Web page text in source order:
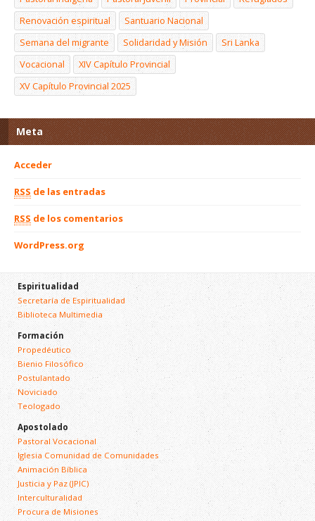
Renovación espiritual
Santuario Nacional
Semana del migrante
Solidaridad y Misión
Sri Lanka
Vocacional
XIV Capítulo Provincial
XV Capítulo Provincial 2025
Meta
Acceder
RSS de las entradas
RSS de los comentarios
WordPress.org
Espiritualidad
Secretaría de Espiritualidad
Biblioteca Multimedia
Formación
Propedéutico
Bienio Filosófico
Postulantado
Noviciado
Teologado
Apostolado
Pastoral Vocacional
Iglesia Comunidad de Comunidades
Animación Bíblica
Justicia y Paz (JPIC)
Interculturalidad
Procura de Misiones